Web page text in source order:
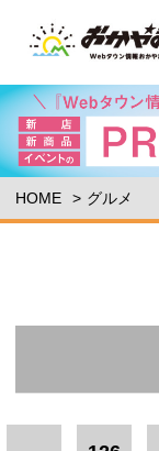
HOME グルメ
エリア